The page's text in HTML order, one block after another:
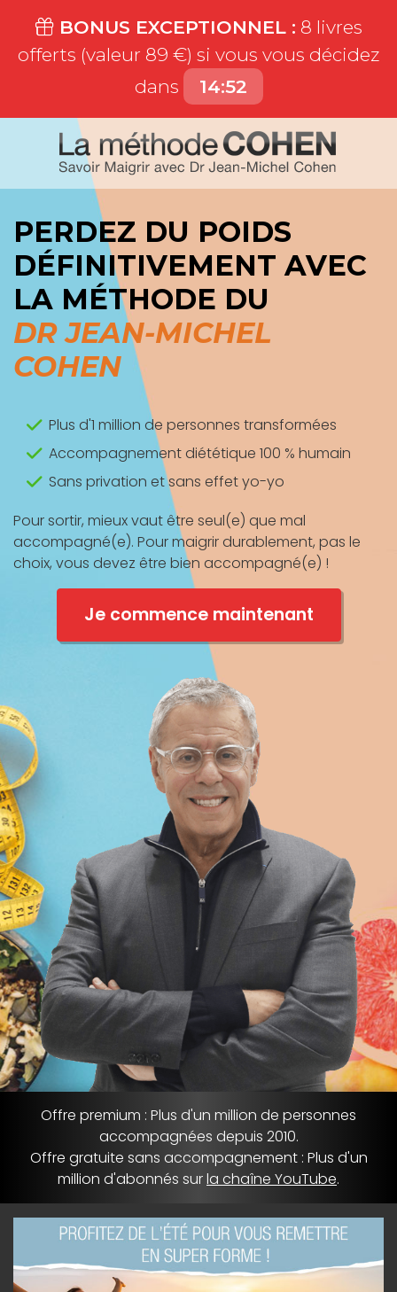
BONUS EXCEPTIONNEL : 8 livres
offerts (valeur 89 €) si vous vous décidez
dans
14:51
PERDEZ DU POIDS
DÉFINITIVEMENT AVEC
LA MÉTHODE DU
DR JEAN-MICHEL
COHEN
Plus d'1 million de personnes transformées
Accompagnement diététique 100 % humain
Sans privation et sans effet yo-yo
Pour sortir, mieux vaut être seul(e) que mal
accompagné(e). Pour maigrir durablement, pas le
choix, vous devez être bien accompagné(e) !
Je commence maintenant
Offre premium : Plus d'un million de personnes
accompagnées depuis 2010.
Offre gratuite sans accompagnement : Plus d'un
million d'abonnés surla chaîne YouTube.